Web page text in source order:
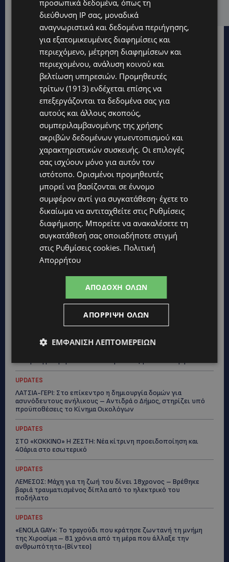
στηρίζει υπό προϋποθέσεις το Κίνημα Οικολόγων
Topics
STORIES
ΓΕΝΕΘΛΙΟΣ ΗΜΕΡΑ: Η ηλικία είναι μόνο ένας αριθμός – Οι
άνθρωποι και οι στιγμές είναι η πραγματική μας ιστορία
STORIES
ΚΑΤΑΓΓΕΛΙΑ: Για άνδρα που φέρεται να παρενοχλούσε
γυναίκες στο Δασούδι – Σε εξέλιξη οι αστυνομικές έρευνες
UPDATES
UPDATES
ΛΑΤΣΙΑ-ΓΕΡΙ: Στο επίκεντρο η δημιουργία δομών για
ασυνόδευτους ανήλικους – Αντιδρά ο Δήμος, στηρίζει υπό
προϋποθέσεις το Κίνημα Οικολόγων
UPDATES
ΣΤΟ «ΚΟΚΚΙΝΟ» Η ΖΕΣΤΗ: Νέα κίτρινη προειδοποίηση και
40άρια στο εσωτερικό
UPDATES
ΛΕΜΕΣΟΣ: Μάχη για τη ζωή του δίνει 18χρονος – Βρέθηκε
βαριά τραυματισμένος δίπλα από το ηλεκτρικό του
ποδήλατο
UPDATES
«ENOLA GAY»: Το τραγούδι που κράτησε ζωντανή τη μνήμη
της Χιροσίμα – 81 χρόνια από τη μέρα που άλλαξε την
ανθρωπότητα-(Bίντεο)
προσωπικά δεδομένα, όπως τη
διεύθυνση IP σας, μοναδικά
αναγνωριστικά και δεδομένα περιήγησης,
για εξατομικευμένες διαφημίσεις και
περιεχόμενο, μέτρηση διαφημίσεων και
περιεχομένου, ανάλυση κοινού και
βελτίωση υπηρεσιών. Προμηθευτές
τρίτων (1913) ενδέχεται επίσης να
επεξεργάζονται τα δεδομένα σας για
αυτούς και άλλους σκοπούς,
συμπεριλαμβανομένης της χρήσης
ακριβών δεδομένων γεωεντοπισμού και
χαρακτηριστικών συσκευής. Οι επιλογές
σας ισχύουν μόνο για αυτόν τον
ιστότοπο. Ορισμένοι προμηθευτές
μπορεί να βασίζονται σε έννομο
συμφέρον αντί για συγκατάθεση· έχετε το
δικαίωμα να αντιταχθείτε στις Ρυθμίσεις
διαφήμισης. Μπορείτε να ανακαλέσετε τη
συγκατάθεσή σας οποιαδήποτε στιγμή
στις Ρυθμίσεις cookies. Πολιτική
Απορρήτου
ΑΠΟΔΟΧΉ ΌΛΩΝ
ΑΠΌΡΡΙΨΗ ΌΛΩΝ
ΕΜΦΆΝΙΣΗ ΛΕΠΤΟΜΕΡΕΙΏΝ